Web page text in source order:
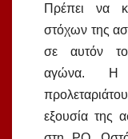
Πρέπει να
στόχων της
σε αυτόν τον
αγώνα. Η
εξουσία της